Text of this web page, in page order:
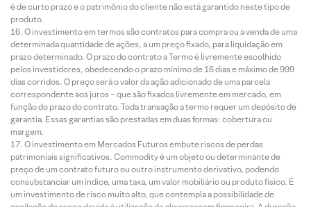
é de curto prazo e o patrimônio do cliente não está garantido neste tipo de
produto.
O investimento em termos são contratos para compra ou a venda de uma
determinada quantidade de ações, a um preço fixado, para liquidação em
prazo determinado. O prazo do contrato a Termo é livremente escolhido
pelos investidores, obedecendo o prazo mínimo de 16 dias e máximo de 999
dias corridos. O preço será o valor da ação adicionado de uma parcela
correspondente aos juros – que são fixados livremente em mercado, em
função do prazo do contrato. Toda transação a termo requer um depósito de
garantia. Essas garantias são prestadas em duas formas: cobertura ou
margem.
O investimento em Mercados Futuros embute riscos de perdas
patrimoniais significativos. Commodity é um objeto ou determinante de
preço de um contrato futuro ou outro instrumento derivativo, podendo
consubstanciar um índice, uma taxa, um valor mobiliário ou produto físico. É
um investimento de risco muito alto, que contempla a possibilidade de